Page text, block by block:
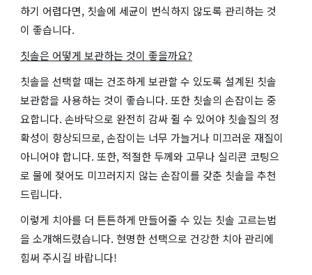
하기 어렵다면, 칫솔에 세균이 번식하지 않도록 관리하는 것
이 좋습니다.
칫솔은 어떻게 보관하는 것이 좋을까요?
칫솔을 선택할 때는 건조하게 보관할 수 있도록 설계된 칫솔
보관함을 사용하는 것이 좋습니다. 또한 칫솔의 손잡이는 중
요합니다. 손바닥으로 완전히 감싸 쥘 수 있어야 칫솔질의 정
확성이 향상되므로, 손잡이는 너무 가늘거나 미끄러운 재질이
아니어야 합니다. 또한, 적절한 두께와 고무나 실리콘 코팅으
로 물에 젖어도 미끄러지지 않는 손잡이를 갖춘 칫솔을 추천
드립니다.
이렇게 치아를 더 튼튼하게 만들어줄 수 있는 칫솔 고르는법
을 소개해드렸습니다. 현명한 선택으로 건강한 치아 관리에
힘써 주시길 바랍니다!